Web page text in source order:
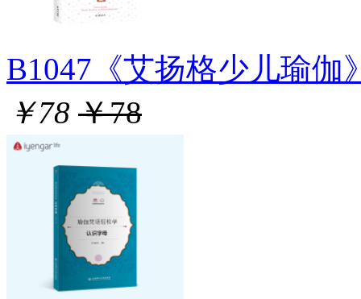
B1047《艾扬格少儿瑜伽
￥78 ￥78